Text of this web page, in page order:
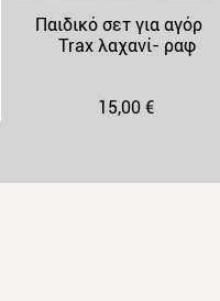
Παιδικό σετ για αγόρια
Trax λαχανί- ραφ
15,00 €